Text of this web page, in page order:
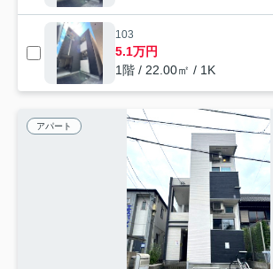
103
5.1万円
1階 / 22.00㎡ / 1K
アパート